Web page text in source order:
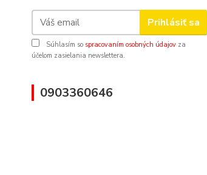
Prihlásiť sa
Súhlasím so spracovaním osobných údajov za
účelom zasielania newslettera.
0903360646